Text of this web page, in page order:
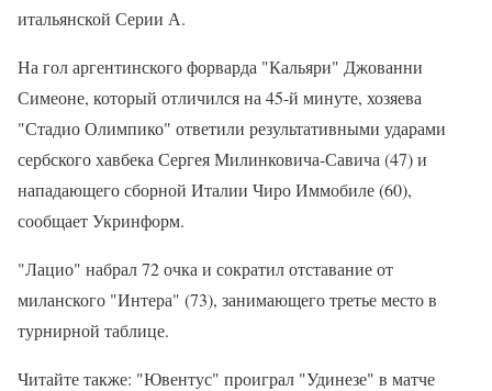
итальянской Серии А.
На гол аргентинского форварда "Кальяри" Джованни
Симеоне, который отличился на 45-й минуте, хозяева
"Стадио Олимпико" ответили результативными ударами
сербского хавбека Сергея Милинковича-Савича (47) и
нападающего сборной Италии Чиро Иммобиле (60),
сообщает Укринформ.
"Лацио" набрал 72 очка и сократил отставание от
миланского "Интера" (73), занимающего третье место в
турнирной таблице.
Читайте также: "Ювентус" проиграл "Удинезе" в матче